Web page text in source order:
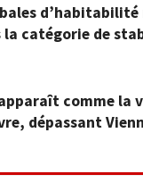
la catégorie de
comme la
dépassant